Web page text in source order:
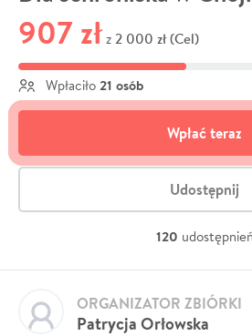
907 zł z 2 000 zł (Cel)
Wpłaciło 21 osób
Wpłać teraz
Udostępnij
120 udostępnień
Patrycja Orłowska
ORGANIZATOR ZBIÓRKI